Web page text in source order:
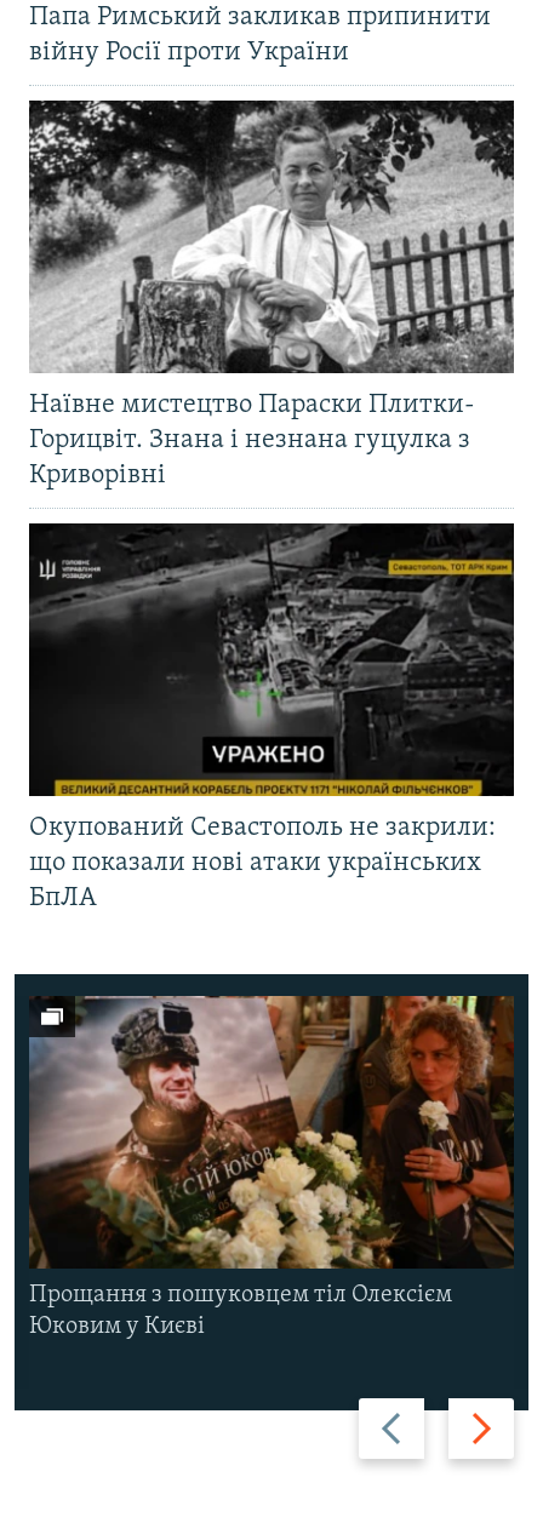
Папа Римський закликав припинити
війну Росії проти України
Наївне мистецтво Параски Плитки-
Горицвіт. Знана і незнана гуцулка з
Криворівні
Окупований Севастополь не закрили:
що показали нові атаки українських
БпЛА
Назад Вперед
Прощання з пошуковцем тіл Олексієм
Юковим у Києві